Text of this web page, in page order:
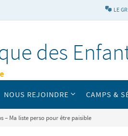
LE
des
NOUS REJOINDRE CAMPS &
– Ma liste perso pour être paisible